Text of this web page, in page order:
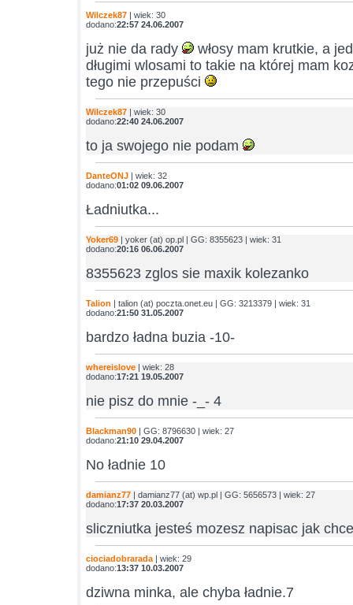
Wilczek87 | wiek: 30
dodano:22:57 24.06.2007
już nie da rady
włosy mam krutkie, a
długimi wlosami to takie na której mam
tego nie przepuści
Wilczek87 | wiek: 30
dodano:22:40 24.06.2007
to ja swojego nie podam
DanteONJ | wiek: 32
dodano:01:02 09.06.2007
Ładniutka...
Yoker69 | yoker (at) op.pl | GG: 8355623 | wiek: 31
dodano:20:16 06.06.2007
8355623 zglos sie maxik kolezanko
Talion | talion (at) poczta.onet.eu | GG: 3213379 | wiek: 31
dodano:21:50 31.05.2007
bardzo ładna buzia -10-
whereislove | wiek: 28
dodano:17:21 19.05.2007
nie pisz do mnie -_- 4
Blackman90 | GG: 8796630 | wiek: 27
dodano:21:10 29.04.2007
No ładnie 10
damianz77 | damianz77 (at) wp.pl | GG: 5656573 | wiek: 27
dodano:17:37 20.03.2007
sliczniutka jesteś mozesz napisac jak
ciociadobrarada | wiek: 29
dodano:13:37 10.03.2007
dziwna minka, ale chyba ładnie.7